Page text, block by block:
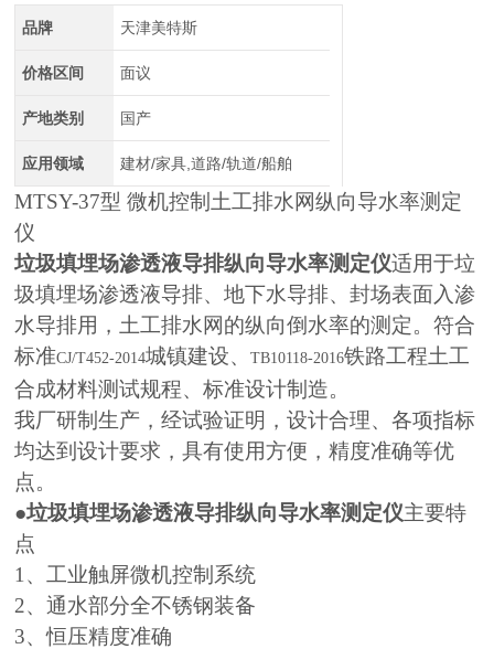
品牌 天津美特斯
价格区间 面议
产地类别 国产
应用领域 建材/家具,道路/轨道/船舶
MTSY-37型 微机控制土工排水网纵向导水率测定
仪
垃圾填埋场渗透液导排纵向导水率测定仪适用于垃
圾填埋场渗透液导排、地下水导排、封场表面入渗
水导排用，土工排水网的纵向倒水率的测定。符合
标准CJ/T452-2014城镇建设、TB10118-2016铁路工程土工
合成材料测试规程、标准设计制造。
我厂研制生产，经试验证明，设计合理、各项指标
均达到设计要求，具有使用方便，精度准确等优
点。
●垃圾填埋场渗透液导排纵向导水率测定仪主要特
点
1 、工业触屏微机控制系统
2、通水部分全不锈钢装备
3、恒压精度准确